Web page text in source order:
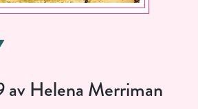
av Helena Merriman